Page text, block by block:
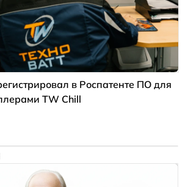
в Роспатенте ПО для
TW Chill